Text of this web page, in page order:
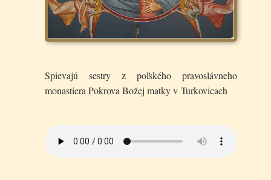
Spievajú sestry z poľského pravoslávneho
monastiera Pokrova Božej matky v Turkovicach